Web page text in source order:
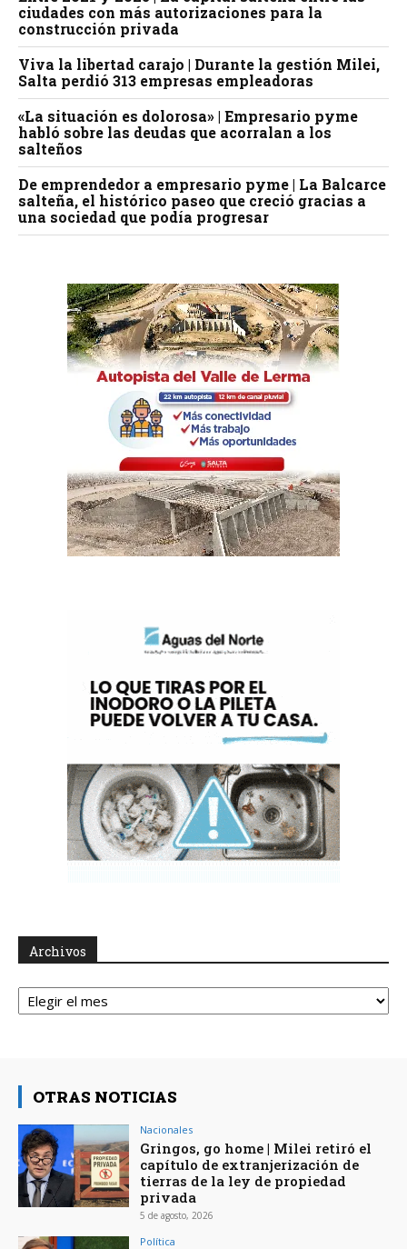
ciudades con más autorizaciones para la
construcción privada
Viva la libertad carajo | Durante la gestión Milei,
Salta perdió 313 empresas empleadoras
«La situación es dolorosa» | Empresario pyme
habló sobre las deudas que acorralan a los
salteños
De emprendedor a empresario pyme | La Balcarce
salteña, el histórico paseo que creció gracias a
una sociedad que podía progresar
Archivos
Archivos
OTRAS NOTICIAS
Nacionales
Gringos, go home | Milei retiró el
capítulo de extranjerización de
tierras de la ley de propiedad
privada
5 de agosto, 2026
Política